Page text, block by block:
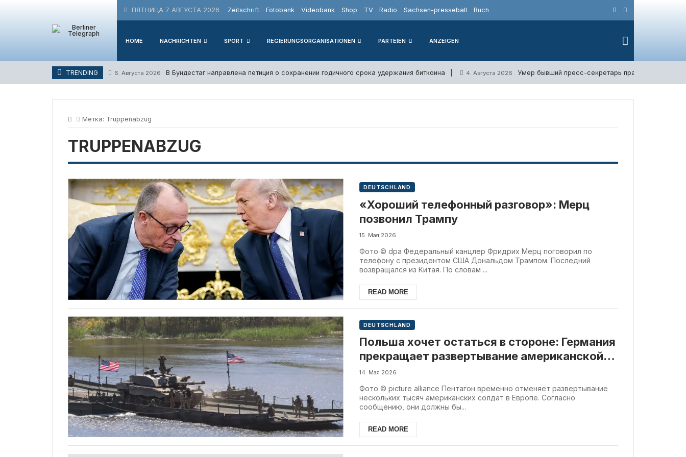
ПЯТНИЦА 7 АВГУСТА 2026 Zeitschrift Fotobank Videobank Shop TV Radio Sachsen-presseball Buch
HOME NACHRICHTEN SPORT REGIERUNGSORGANISATIONEN PARTEIEN ANZEIGEN
TRENDING 6. Августа 2026 В Бундестаг направлена петиция о сохранении годичного срока удержания биткоина 4. Августа 2026 Умер бывший пресс-секретарь правительства
Метка: Truppenabzug
TRUPPENABZUG
DEUTSCHLAND
«Хороший телефонный разговор»: Мерц
позвонил Трампу
15. Мая 2026
Фото © dpa Федеральный канцлер Фридрих Мерц поговорил по
телефону с президентом США Дональдом Трампом. Последний
возвращался из Китая. По словам ...
READ MORE
DEUTSCHLAND
Польша хочет остаться в стороне: Германия
прекращает развертывание американской
боевой бригады
14. Мая 2026
Фото © picture alliance Пентагон временно отменяет развертывание
нескольких тысяч американских солдат в Европе. Согласно
сообщению, они должны бы...
READ MORE